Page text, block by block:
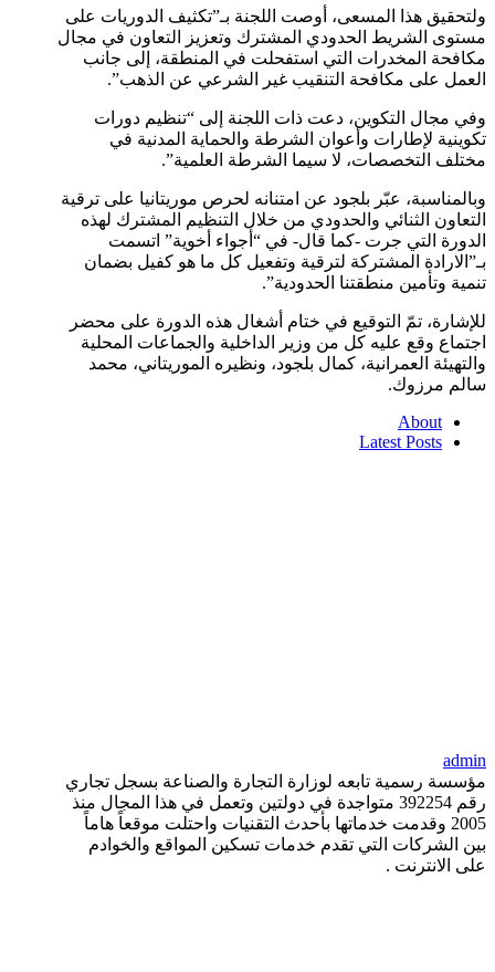
ولتحقيق هذا المسعى، أوصت اللجنة بـ”تكثيف الدوريات على
مستوى الشريط الحدودي المشترك وتعزيز التعاون في مجال
مكافحة المخدرات التي استفحلت في المنطقة، إلى جانب
العمل على مكافحة التنقيب غير الشرعي عن الذهب”.
وفي مجال التكوين، دعت ذات اللجنة إلى “تنظيم دورات
تكوينية لإطارات وأعوان الشرطة والحماية المدنية في
مختلف التخصصات، لا سيما الشرطة العلمية”.
وبالمناسبة، عبّر بلجود عن امتنانه لحرص موريتانيا على ترقية
التعاون الثنائي والحدودي من خلال التنظيم المشترك لهذه
الدورة التي جرت -كما قال- في “أجواء أخوية” اتسمت
بـ”الارادة المشتركة لترقية وتفعيل كل ما هو كفيل بضمان
تنمية وتأمين منطقتنا الحدودية”.
للإشارة، تمّ التوقيع في ختام أشغال هذه الدورة على محضر
اجتماع وقع عليه كل من وزير الداخلية والجماعات المحلية
والتهيئة العمرانية، كمال بلجود، ونظيره الموريتاني، محمد
سالم مرزوك.
About
Latest Posts
admin
مؤسسة رسمية تابعه لوزارة التجارة والصناعة بسجل تجاري
رقم 392254 متواجدة في دولتين وتعمل في هذا المجال منذ
2005 وقدمت خدماتها بأحدث التقنيات واحتلت موقعاً هاماً
بين الشركات التي تقدم خدمات تسكين المواقع والخوادم
على الانترنت .